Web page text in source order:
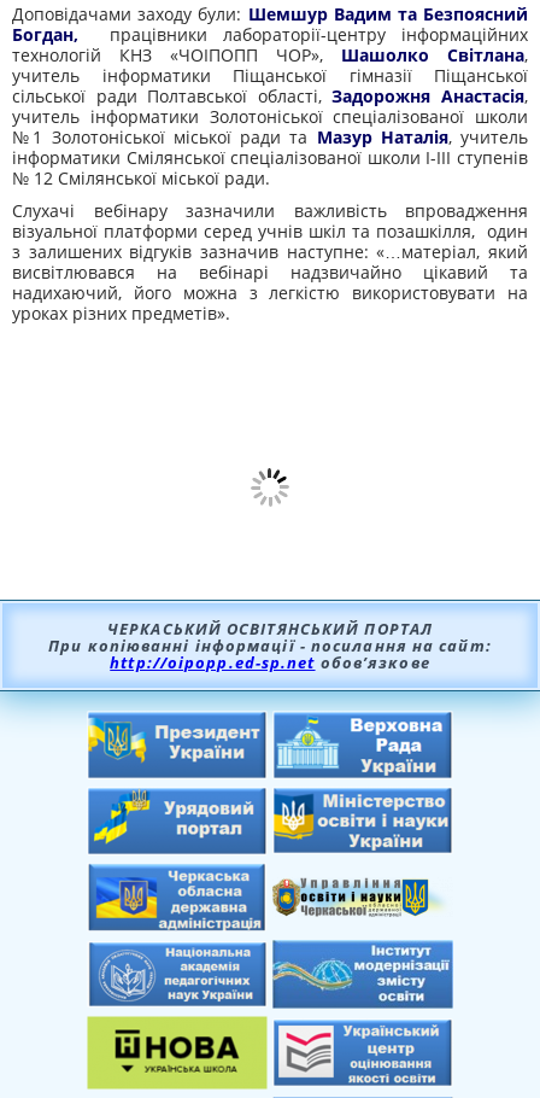
Доповідачами заходу були: Шемшур Вадим та Безпоясний
Богдан, працівники лабораторії-центру інформаційних
технологій КНЗ «ЧОІПОПП ЧОР», Шашолко Світлана,
учитель інформатики Піщанської гімназії Піщанської
сільської ради Полтавської області,Задорожня Анастасія,
учитель інформатики Золотоніської спеціалізованої школи
№1 Золотоніської міської ради та Мазур Наталія, учитель
інформатики Смілянської спеціалізованої школи І-ІІІ ступенів
№ 12 Смілянської міської ради.
Слухачі вебінару зазначили важливість впровадження
візуальної платформи серед учнів шкіл та позашкілля, один
з залишених відгуків зазначив наступне: «…матеріал, який
висвітлювався на вебінарі надзвичайно цікавий та
надихаючий, його можна з легкістю використовувати на
уроках різних предметів».
ЧЕРКАСЬКИЙ ОСВІТЯНСЬКИЙ ПОРТАЛ
При копіюванні інформації - посилання на сайт:
http://oipopp.ed-sp.net обов’язкове